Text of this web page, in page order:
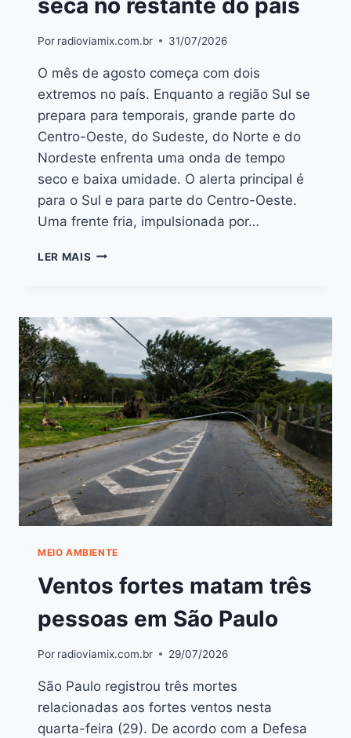
seca no restante do país
Por radioviamix.com.br 31/07/2026
O mês de agosto começa com dois
extremos no país. Enquanto a região Sul se
prepara para temporais, grande parte do
Centro-Oeste, do Sudeste, do Norte e do
Nordeste enfrenta uma onda de tempo
seco e baixa umidade. O alerta principal é
para o Sul e para parte do Centro-Oeste.
Uma frente fria, impulsionada por…
LER MAIS
MEIO AMBIENTE
Ventos fortes matam três
pessoas em São Paulo
Por radioviamix.com.br 29/07/2026
São Paulo registrou três mortes
relacionadas aos fortes ventos nesta
quarta-feira (29). De acordo com a Defesa